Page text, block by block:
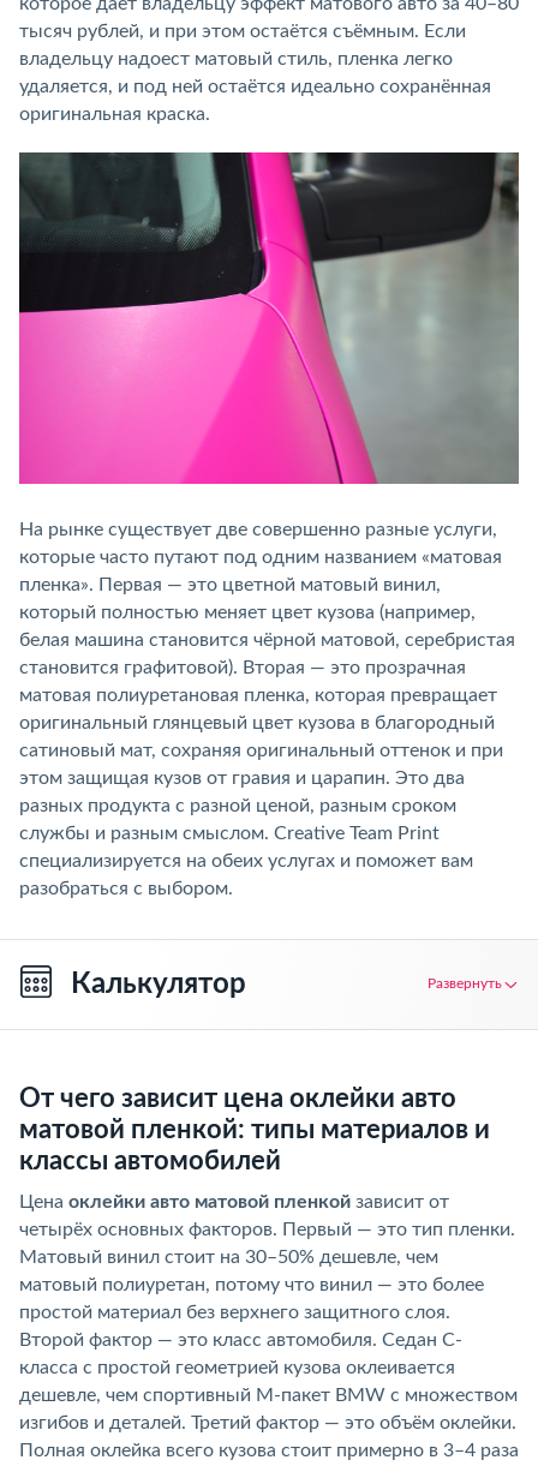
тысяч рублей, и при этом остаётся съёмным. Если
владельцу надоест матовый стиль, пленка легко
удаляется, и под ней остаётся идеально сохранённая
оригинальная краска.
На рынке существует две совершенно разные услуги,
которые часто путают под одним названием «матовая
пленка». Первая — это цветной матовый винил,
который полностью меняет цвет кузова (например,
белая машина становится чёрной матовой, серебристая
становится графитовой). Вторая — это прозрачная
матовая полиуретановая пленка, которая превращает
оригинальный глянцевый цвет кузова в благородный
сатиновый мат, сохраняя оригинальный оттенок и при
этом защищая кузов от гравия и царапин. Это два
разных продукта с разной ценой, разным сроком
службы и разным смыслом. Creative Team Print
специализируется на обеих услугах и поможет вам
разобраться с выбором.
Калькулятор Развернуть
От чего зависит цена оклейки авто
матовой пленкой: типы материалов и
классы автомобилей
Цена оклейки авто матовой пленкой зависит от
четырёх основных факторов. Первый — это тип пленки.
Матовый винил стоит на 30–50% дешевле, чем
матовый полиуретан, потому что винил — это более
простой материал без верхнего защитного слоя.
Второй фактор — это класс автомобиля. Седан С-
класса с простой геометрией кузова оклеивается
дешевле, чем спортивный M-пакет BMW с множеством
изгибов и деталей. Третий фактор — это объём оклейки.
Полная оклейка всего кузова стоит примерно в 3–4 раза